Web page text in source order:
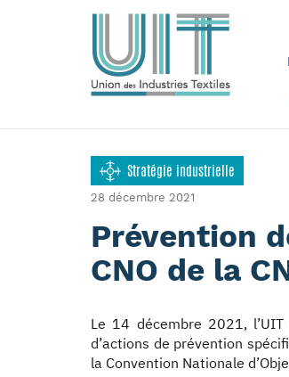
Stratégie industrielle
28 décembre 2021
Prévention
CNO de la
Le 14 décembre 2021,
d’actions de prévention
la Convention Nationale